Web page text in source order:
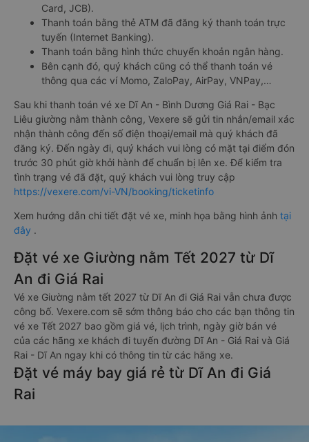
Card, JCB).
Thanh toán bằng thẻ ATM đã đăng ký thanh toán trực
tuyến (Internet Banking).
Thanh toán bằng hình thức chuyển khoản ngân hàng.
Bên cạnh đó, quý khách cũng có thể thanh toán vé
thông qua các ví Momo, ZaloPay, AirPay, VNPay,…
Sau khi thanh toán vé xe Dĩ An - Bình Dương Giá Rai - Bạc
Liêu giường nằm thành công, Vexere sẽ gửi tin nhắn/email xác
nhận thành công đến số điện thoại/email mà quý khách đã
đăng ký. Đến ngày đi, quý khách vui lòng có mặt tại điểm đón
trước 30 phút giờ khởi hành để chuẩn bị lên xe. Để kiểm tra
tình trạng vé đã đặt, quý khách vui lòng truy cập
https://vexere.com/vi-VN/booking/ticketinfo
Xem hướng dẫn chi tiết đặt vé xe, minh họa bằng hình ảnh tại
đây .
Đặt vé xe Giường nằm Tết 2027 từ Dĩ
An đi Giá Rai
Vé xe Giường nằm tết 2027 từ Dĩ An đi Giá Rai vẫn chưa được
công bố. Vexere.com sẽ sớm thông báo cho các bạn thông tin
vé xe Tết 2027 bao gồm giá vé, lịch trình, ngày giờ bán vé
của các hãng xe khách đi tuyến đường Dĩ An - Giá Rai và Giá
Rai - Dĩ An ngay khi có thông tin từ các hãng xe.
Đặt vé máy bay giá rẻ từ Dĩ An đi Giá
Rai